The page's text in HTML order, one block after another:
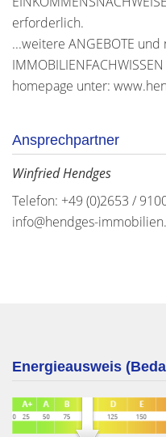
erforderlich.
...weitere ANGEBOTE und
homepage unter:
Ansprechpartner
Winfried Hendges
Telefon: +49 (0)2653 /
info@hendges-
Energieausweis